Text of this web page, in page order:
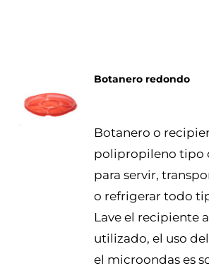
DETALLES
Botanero redondo
Botanero o
polipropileno tipo
para servir,
o refrigerar todo
Lave el recipiente
utilizado, el uso
el microondas es